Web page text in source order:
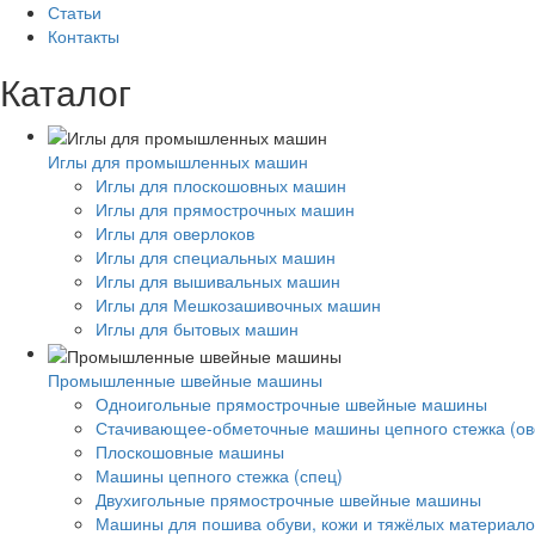
Статьи
Контакты
Каталог
Иглы для промышленных машин
Иглы для плоскошовных машин
Иглы для прямострочных машин
Иглы для оверлоков
Иглы для специальных машин
Иглы для вышивальных машин
Иглы для Мешкозашивочных машин
Иглы для бытовых машин
Промышленные швейные машины
Одноигольные прямострочные швейные машины
Стачивающее-обметочные машины цепного стежка
Плоскошовные машины
Машины цепного стежка (спец)
Двухигольные прямострочные швейные машины
Машины для пошива обуви, кожи и тяжёлых